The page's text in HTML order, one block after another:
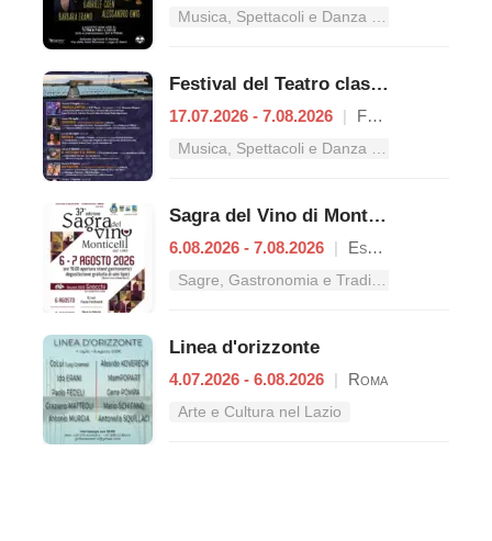
Festival del Teatro classico
17.07.2026 - 7.08.2026 | Formia
Sagra del Vino di Monticelli
6.08.2026 - 7.08.2026 | Esperia
Linea d'orizzonte
4.07.2026 - 6.08.2026 | Roma
Arte e Cultura nel Lazio